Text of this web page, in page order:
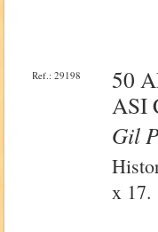
Ref.: 29198
50
ASI
Gil
x 17.